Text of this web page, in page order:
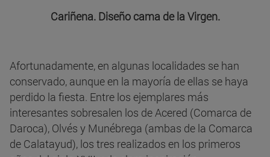
Cariñena. Diseño cama de la Virgen.
Afortunadamente, en algunas localidades se han
conservado, aunque en la mayoría de ellas se haya
perdido la fiesta. Entre los ejemplares más
interesantes sobresalen los de Acered (Comarca de
Daroca), Olvés y Munébrega (ambas de la Comarca
de Calatayud), los tres realizados en los primeros